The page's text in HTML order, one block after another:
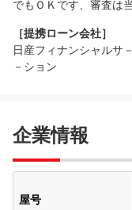
でもＯＫです、審査は
［提携ローン会社］
日産フィナンシャルサ
－ション
企業情報
屋号